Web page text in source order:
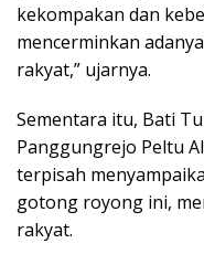
kekompakan dan
mencerminkan
rakyat,” ujarnya.
Sementara itu, Bati
Panggungrejo Peltu
terpisah
gotong royong ini,
rakyat.